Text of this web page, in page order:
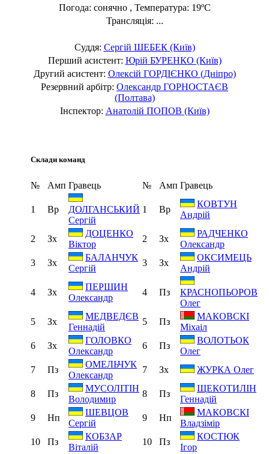
Погода: сонячно , Температура: 19ºC
Трансляція: ...
Суддя: Сергій ШЕБЕК (Київ)
Перший асистент: Юрій БУРЕНКО (Київ)
Другий асистент: Олексій ГОРДІЄНКО (Дніпро)
Резервний арбітр: Олександр ГОРНОСТАЄВ
(Полтава)
Інспектор: Анатолій ПОПОВ (Київ)
Склади команд
№ Амп Гравець № Амп Гравець
1 Вр
ДОЛГАНСЬКИЙ
Сергій
1 Вр
КОВТУН
Андрій
2 Зх
ДОЦЕНКО
Віктор
2 Зх
РАДЧЕНКО
Олександр
3
Зх
БАЛАНЧУК
Сергій
3 Зх
ОКСИМЕЦЬ
Андрій
4 Зх
ПЕРШИН
Олександр
4 Пз
КРАСНОПЬОРОВ
Олег
5
Зх
МЕДВЕДЄВ
Геннадій
5 Пз
МАКОВСКІ
Міхаіл
6
Зх
ГОЛОВКО
Олександр
6 Пз
ВОЛОТЬОК
Олег
7
Пз
ОМЕЛЬЧУК
Олександр
7 Зх ЖУРКА Олег
8 Пз
МУСОЛІТІН
Володимир
8 Пз
ЩЕКОТИЛІН
Геннадій
9
Нп
ШЕВЦОВ
Сергій
9 Нп
МАКОВСКІ
Владзімір
10
Пз
КОБЗАР
Віталій
10 Пз
КОСТЮК
Ігор